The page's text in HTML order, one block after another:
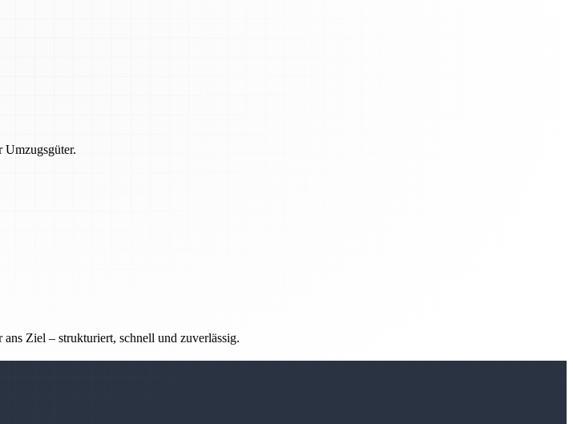
Umzugsgüter.
Ziel – strukturiert, schnell und zuverlässig.